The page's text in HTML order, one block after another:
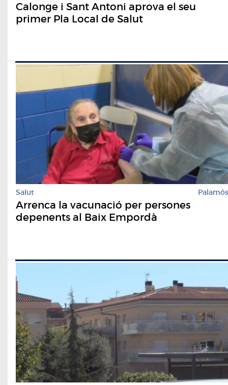
Calonge i Sant Antoni aprova el seu
primer Pla Local de Salut
Salut Palamós
Arrenca la vacunació per persones
depenents al Baix Empordà